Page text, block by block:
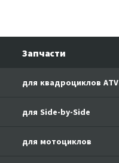
Запчасти
для квадроциклов ATV
CFORCE 110 EFI
CF500-A Basic
для Side-by-Side
для мотоциклов